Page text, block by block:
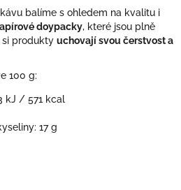
balíme s ohledem na kvalitu i
doypacky, které jsou plně
si produkty uchovají svou čerstvost a
100 g:
kJ / 571 kcal
17 g